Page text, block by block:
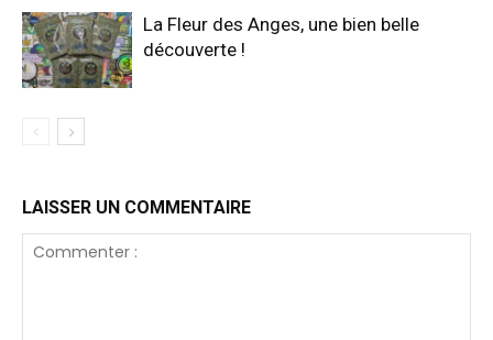
La Fleur des Anges, une bien belle
découverte !
LAISSER UN COMMENTAIRE